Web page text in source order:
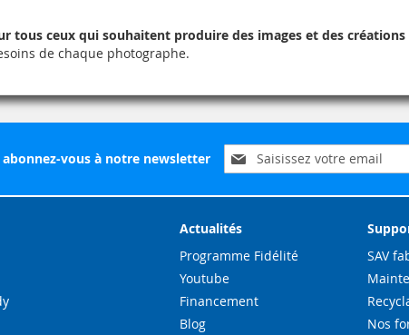
tous ceux qui souhaitent produire des images et des
de chaque photographe.
vous à notre newsletter
Inscription
à
d’information
Actualités
Programme Fidélité
Youtube
Financement
Blog
SAV
Nos